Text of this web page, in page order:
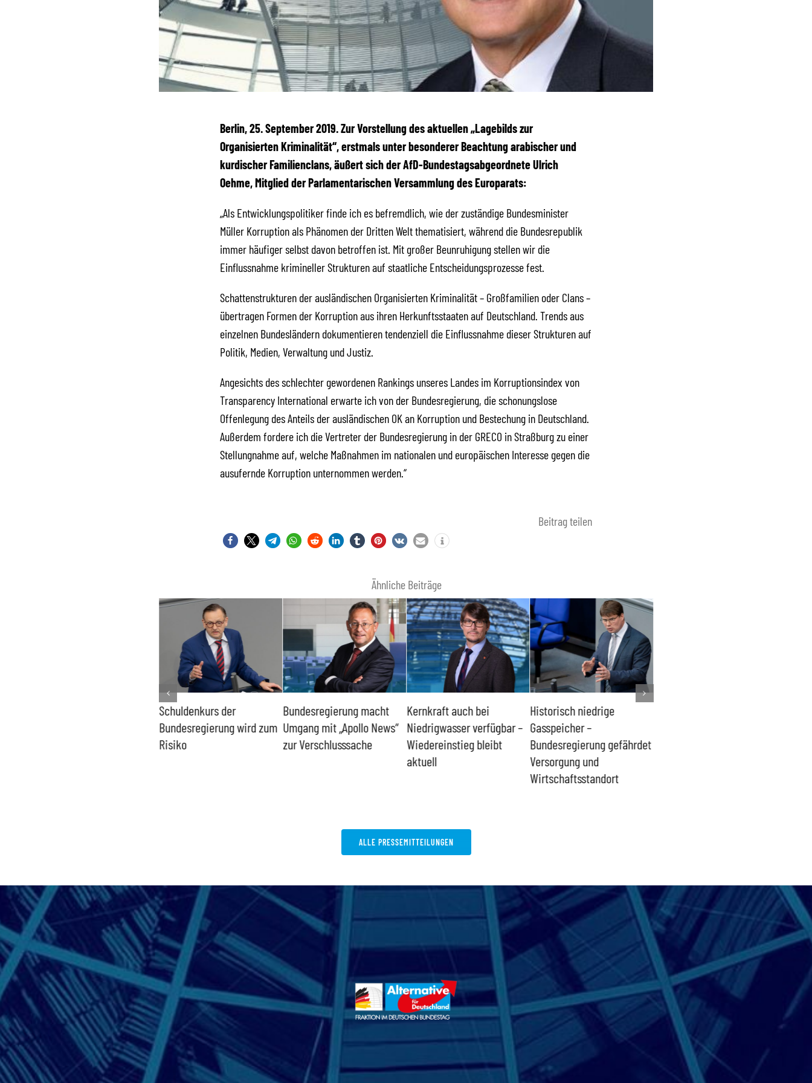
Berlin, 25. September 2019. Zur Vorstellung des aktuellen „Lagebilds zur
Organisierten Kriminalität“, erstmals unter besonderer Beachtung arabischer und
kurdischer Familienclans, äußert sich der AfD-Bundestagsabgeordnete Ulrich
Oehme, Mitglied der Parlamentarischen Versammlung des Europarats:
„Als Entwicklungspolitiker finde ich es befremdlich, wie der zuständige Bundesminister
Müller Korruption als Phänomen der Dritten Welt thematisiert, während die Bundesrepublik
immer häufiger selbst davon betroffen ist. Mit großer Beunruhigung stellen wir die
Einflussnahme krimineller Strukturen auf staatliche Entscheidungsprozesse fest.
Schattenstrukturen der ausländischen Organisierten Kriminalität – Großfamilien oder Clans –
übertragen Formen der Korruption aus ihren Herkunftsstaaten auf Deutschland. Trends aus
einzelnen Bundesländern dokumentieren tendenziell die Einflussnahme dieser Strukturen auf
Politik, Medien, Verwaltung und Justiz.
Angesichts des schlechter gewordenen Rankings unseres Landes im Korruptionsindex von
Transparency International erwarte ich von der Bundesregierung, die schonungslose
Offenlegung des Anteils der ausländischen OK an Korruption und Bestechung in Deutschland.
Außerdem fordere ich die Vertreter der Bundesregierung in der GRECO in Straßburg zu einer
Stellungnahme auf, welche Maßnahmen im nationalen und europäischen Interesse gegen die
ausufernde Korruption unternommen werden.“
Beitrag teilen
Ähnliche Beiträge
Schuldenkurs der
Bundesregierung wird zum
Risiko
Bundesregierung macht
Umgang mit „Apollo News“
zur Verschlusssache
Kernkraft auch bei
Niedrigwasser verfügbar –
Wiedereinstieg bleibt
aktuell
Historisch niedrige
Gasspeicher –
Bundesregierung gefährdet
Versorgung und
Wirtschaftsstandort
ALLE PRESSEMITTEILUNGEN